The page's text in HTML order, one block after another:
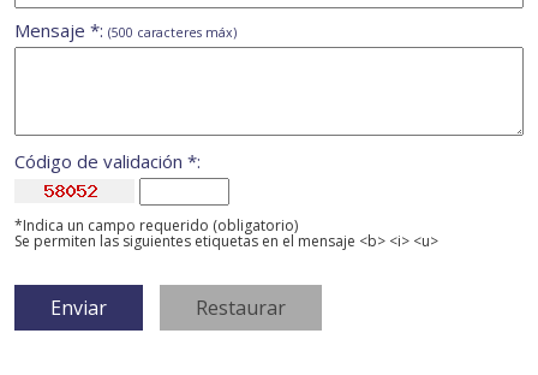
Mensaje *: (500 caracteres máx)
Código de validación *:
*Indica un campo requerido (obligatorio)
Se permiten las siguientes etiquetas en el mensaje <b> <i> <u>